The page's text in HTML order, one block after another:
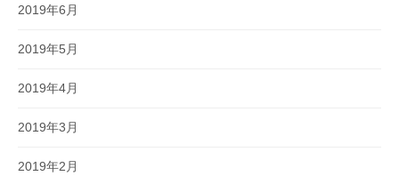
2019年6月
2019年5月
2019年4月
2019年3月
2019年2月